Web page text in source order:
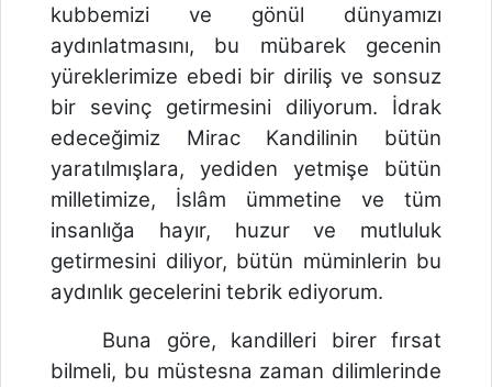
kubbemizi ve gönül dünyamızı
aydınlatmasını, bu mübarek gecenin
yüreklerimize ebedi bir diriliş ve sonsuz
bir sevinç getirmesini diliyorum. İdrak
edeceğimiz Mirac Kandilinin bütün
yaratılmışlara, yediden yetmişe bütün
milletimize, İslâm ümmetine ve tüm
insanlığa hayır, huzur ve mutluluk
getirmesini diliyor, bütün müminlerin bu
aydınlık gecelerini tebrik ediyorum.
Buna göre, kandilleri birer fırsat
bilmeli, bu müstesna zaman dilimlerinde